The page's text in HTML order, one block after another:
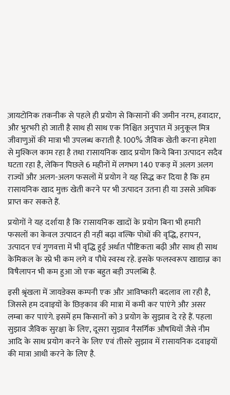
ज़ायटोनिक तकनीक से पहले ही प्रयोग से किसानों की जमीन नरम, हवादार,
और भुरभरी हो जाती है साथ ही साथ एक निश्चित अनुपात में अनुकूल मित्र
जीवाणुओं की मात्रा भी उपलब्ध कराती है. 100% जैविक खेती करना हमेशा
से मुश्किल काम रहा है तथा रासायनिक खाद प्रयोग किये बिना उत्पादन सदैव
घटता रहा है, लेकिन पिछले 6 महीनों में लगभग 140 एकड़ में अलग अलग
राज्यों और अलग-अलग फसलों में प्रयोग ने यह सिद्ध कर दिया है कि हम
रासायनिक खाद मुक्त खेती करने पर भी उत्पादन उतना ही या उससे अधिक
प्राप्त कर सकते हैं.
प्रयोगों ने यह दर्शाया है कि रासायनिक खादों के प्रयोग बिना भी हमारी
फसलों का केवल उत्पादन ही नहीं बढ़ा वल्कि पोधों की वृद्धि, हरापन,
उत्पादन एवं गुणवत्ता में भी वृद्धि हुई अर्थात पौष्टिकता बढ़ी और साथ ही साथ
केमिकल के स्प्रे भी कम लगे व पौधे स्वस्थ रहे. इसके फलस्वरूप खाद्यान्न का
विषैलापन भी कम हुआ जो एक बहुत बड़ी उपलब्धि है.
इसी श्रृंखला में जायडेक्स कम्पनी एक और आविष्कारी बदलाव ला रही है,
जिससे हम दवाइयों के छिड़काव की मात्रा में कमी कर पाएंगे और असर
लम्बा कर पाएंगे. इसमें हम किसानों को 3 प्रयोग के सुझाव दे रहे हैं. पहला
सुझाव जैविक सुरक्षा के लिए, दूसरा सुझाव नैसर्गिक औषधियों जैसे नीम
आदि के साथ प्रयोग करने के लिए एवं तीसरे सुझाव में रासायनिक दवाइयों
की मात्रा आधी करने के लिए है.